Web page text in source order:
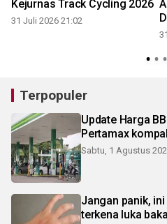
Kejurnas Track Cycling 2026
31 Juli 2026 21:02
Terpopuler
Update Harga
Pertamax
Sabtu, 1 Agustus
Jangan panik,
terkena luka